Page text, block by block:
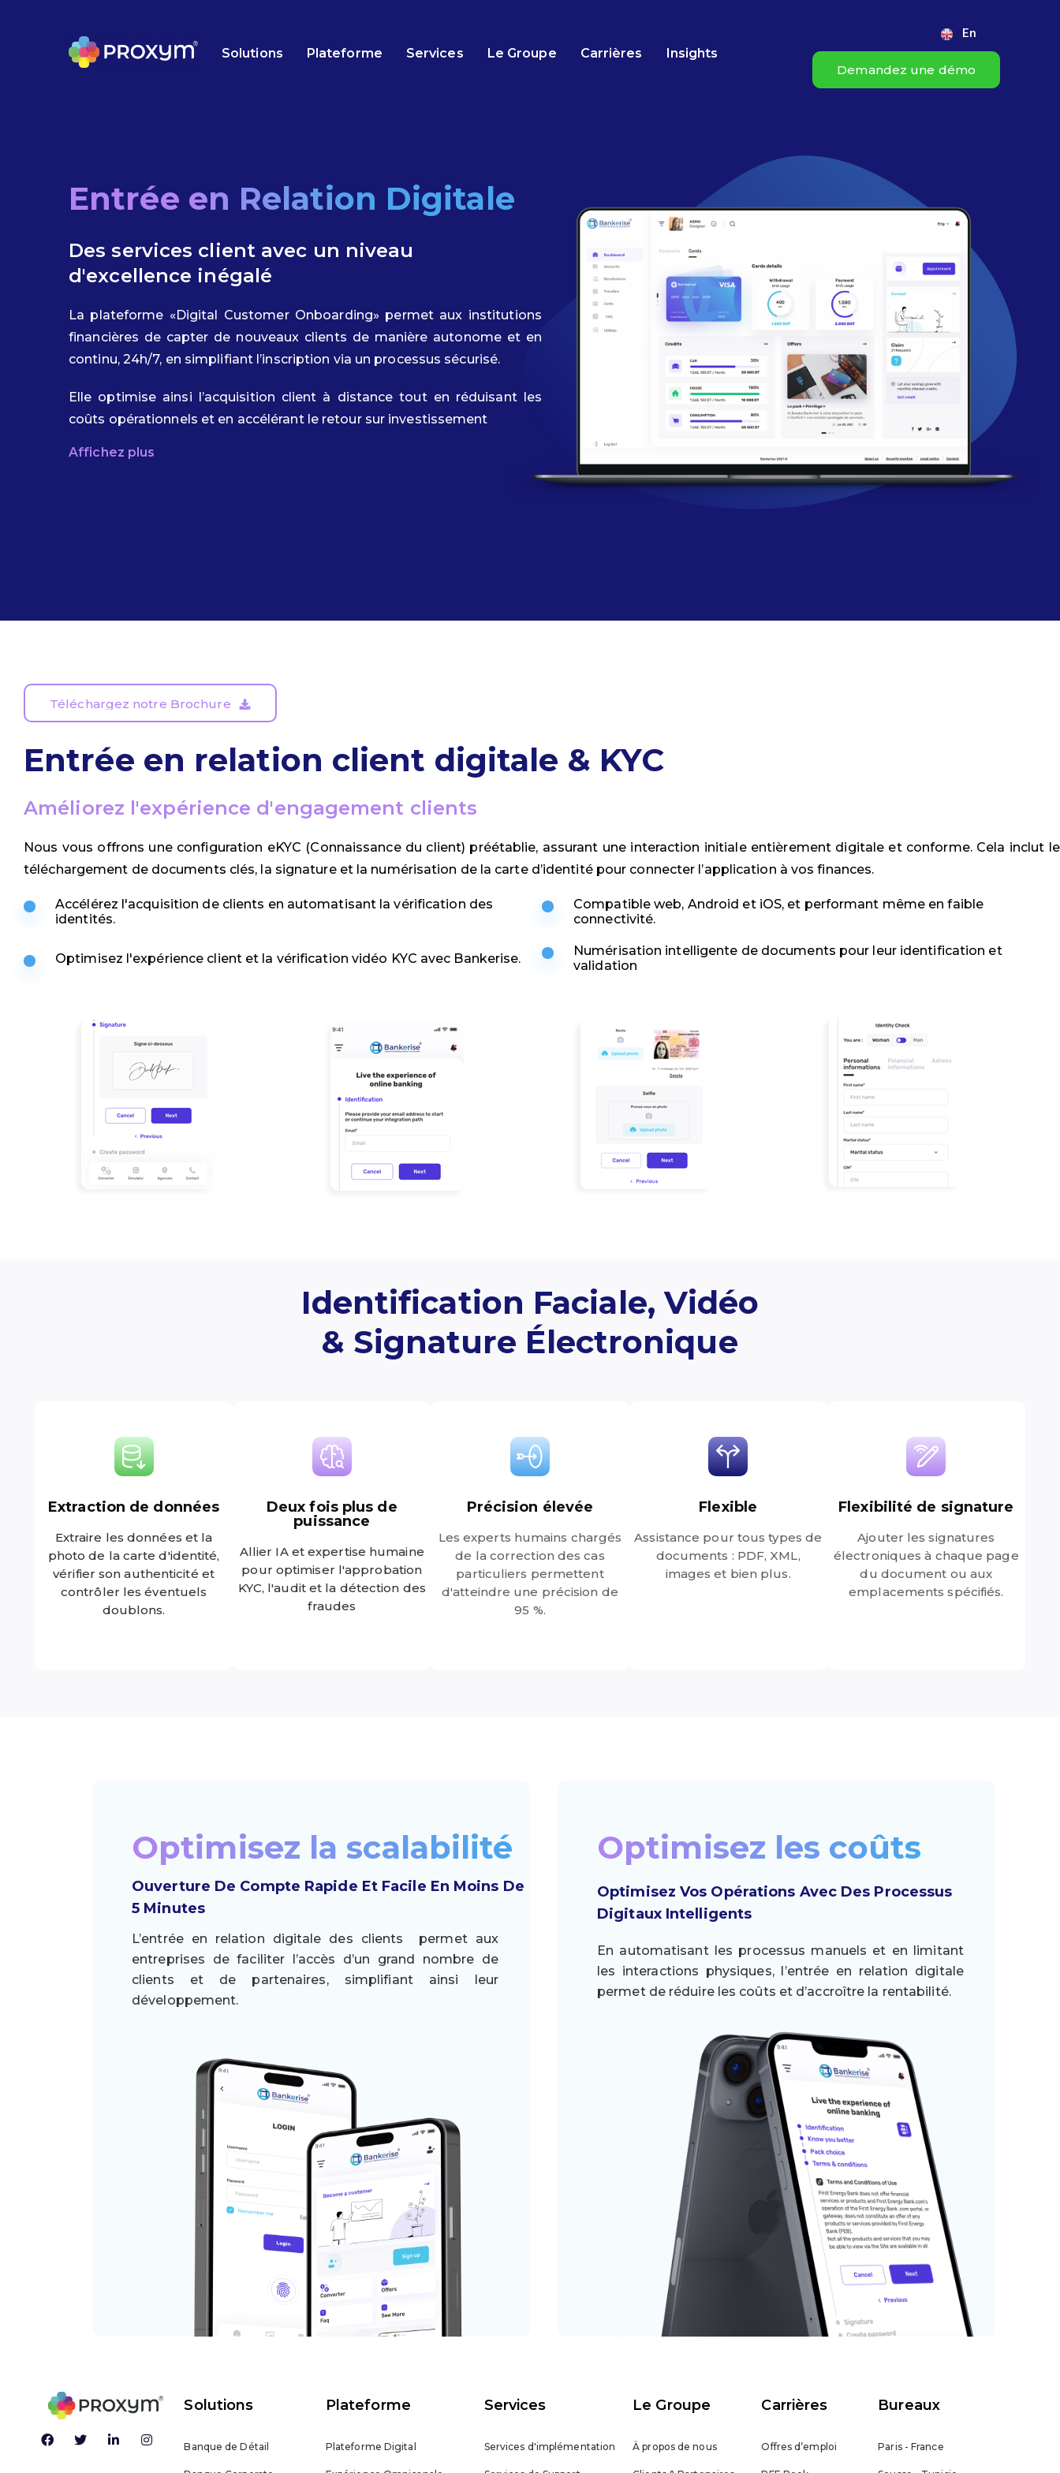
Solutions Plateforme Services Le Groupe Carrières Insights
En
Demandez une démo
Entrée en Relation Digitale
Des services client avec un niveau
d'excellence inégalé
La plateforme «Digital Customer Onboarding» permet aux institutions
financières de capter de nouveaux clients de manière autonome et en
continu, 24h/7, en simplifiant l’inscription via un processus sécurisé.
Elle optimise ainsi l’acquisition client à distance tout en réduisant les
coûts opérationnels et en accélérant le retour sur investissement
Affichez plus
Téléchargez notre Brochure
Entrée en relation client digitale & KYC
Améliorez l'expérience d'engagement clients
Nous vous offrons une configuration eKYC (Connaissance du client) préétablie, assurant une interaction initiale entièrement digitale et conforme. Cela inclut le
téléchargement de documents clés, la signature et la numérisation de la carte d’identité pour connecter l’application à vos finances.
Accélérez l'acquisition de clients en automatisant la vérification des
identités.
Compatible web, Android et iOS, et performant même en faible
connectivité.
Optimisez l'expérience client et la vérification vidéo KYC avec Bankerise.
Numérisation intelligente de documents pour leur identification et
validation
Identification Faciale, Vidéo
& Signature Électronique
Extraction de données
Extraire les données et la
photo de la carte d'identité,
vérifier son authenticité et
contrôler les éventuels
doublons.
Deux fois plus de
puissance
Allier IA et expertise humaine
pour optimiser l'approbation
KYC, l'audit et la détection des
fraudes
Précision élevée
Les experts humains chargés
de la correction des cas
particuliers permettent
d'atteindre une précision de
95 %.
Flexible
Assistance pour tous types de
documents : PDF, XML,
images et bien plus.
Flexibilité de signature
Ajouter les signatures
électroniques à chaque page
du document ou aux
emplacements spécifiés.
Optimisez la scalabilité
Ouverture De Compte Rapide Et Facile En Moins De
5 Minutes
L’entrée en relation digitale des clients permet aux
entreprises de faciliter l’accès d’un grand nombre de
clients et de partenaires, simplifiant ainsi leur
développement.
Optimisez les coûts
Optimisez Vos Opérations Avec Des Processus
Digitaux Intelligents
En automatisant les processus manuels et en limitant
les interactions physiques, l’entrée en relation digitale
permet de réduire les coûts et d’accroître la rentabilité.
Solutions
Banque de Détail
Plateforme
Plateforme Digital
Services
Services d'implémentation
Le Groupe
À propos de nous
Carrières
Offres d’emploi
Bureaux
Paris - France